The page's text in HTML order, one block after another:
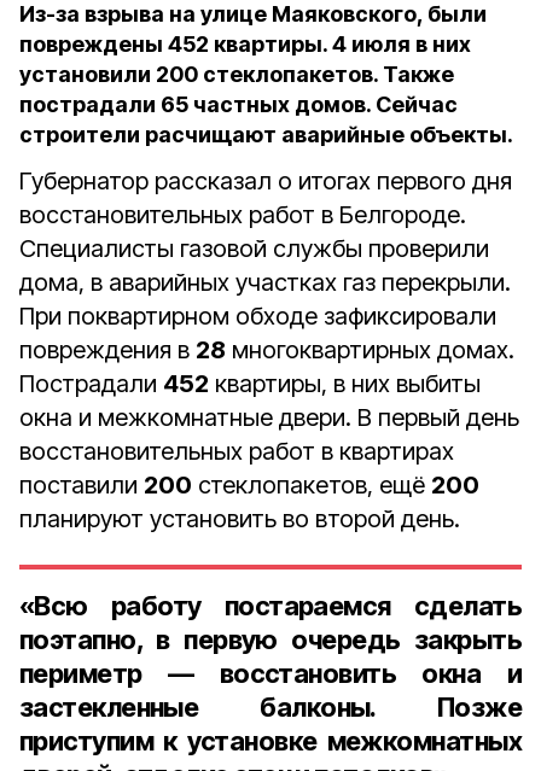
Из-за взрыва на улице Маяковского, были
повреждены 452 квартиры. 4 июля в них
установили 200 стеклопакетов. Также
пострадали 65 частных домов. Сейчас
строители расчищают аварийные объекты.
Губернатор рассказал о итогах первого дня
восстановительных работ в Белгороде.
Специалисты газовой службы проверили
дома, в аварийных участках газ перекрыли.
При поквартирном обходе зафиксировали
повреждения в 28 многоквартирных домах.
Пострадали 452 квартиры, в них выбиты
окна и межкомнатные двери. В первый день
восстановительных работ в квартирах
поставили 200 стеклопакетов, ещё 200
планируют установить во второй день.
«Всю работу постараемся сделать
поэтапно, в первую очередь закрыть
периметр — восстановить окна и
застекленные балконы. Позже
приступим к установке межкомнатных